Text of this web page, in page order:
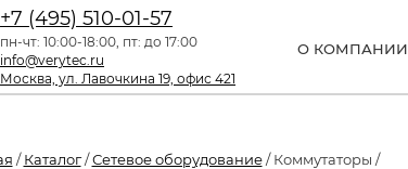
+7 (495) 510-01-57
пн-чт: 10:00-18:00, пт: до 17:00
info@verytec.ru
Москва, ул. Лавочкина 19, офис 421
О КОМПАНИИ
/Каталог/Сетевое оборудование/ Коммутаторы /